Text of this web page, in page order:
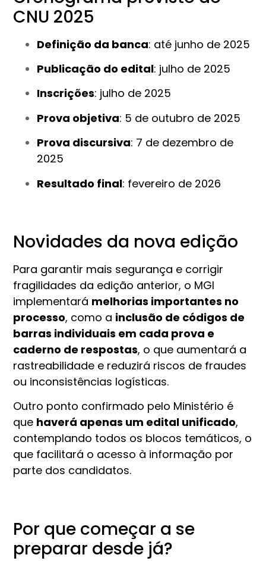
CNU 2025
Definição da banca: até junho de 2025
Publicação do edital: julho de 2025
Inscrições: julho de 2025
Prova objetiva: 5 de outubro de 2025
Prova discursiva: 7 de dezembro de
2025
Resultado final: fevereiro de 2026
Novidades da nova edição
Para garantir mais segurança e corrigir
fragilidades da edição anterior, o MGI
implementará melhorias importantes no
processo, como a inclusão de códigos de
barras individuais em cada prova e
caderno de respostas, o que aumentará a
rastreabilidade e reduzirá riscos de fraudes
ou inconsistências logísticas.
Outro ponto confirmado pelo Ministério é
que haverá apenas um edital unificado,
contemplando todos os blocos temáticos, o
que facilitará o acesso à informação por
parte dos candidatos.
Por que começar a se
preparar desde já?